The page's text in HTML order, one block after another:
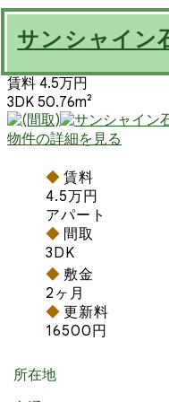
サンシャイン
賃料 4.5万円
3DK 50.76m²
物件の詳細を見る
賃料
4.5万円
アパート
間取
3DK
敷金
2ヶ月
更新料
16500円
所在地